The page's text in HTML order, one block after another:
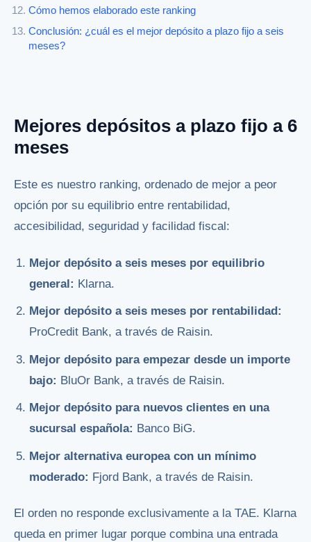
Cómo hemos elaborado este ranking
Conclusión: ¿cuál es el mejor depósito a plazo fijo a seis
meses?
Mejores depósitos a plazo fijo a 6
meses
Este es nuestro ranking, ordenado de mejor a peor
opción por su equilibrio entre rentabilidad,
accesibilidad, seguridad y facilidad fiscal:
Mejor depósito a seis meses por equilibrio
general: Klarna.
Mejor depósito a seis meses por rentabilidad:
ProCredit Bank, a través de Raisin.
Mejor depósito para empezar desde un importe
bajo: BluOr Bank, a través de Raisin.
Mejor depósito para nuevos clientes en una
sucursal española: Banco BiG.
Mejor alternativa europea con un mínimo
moderado: Fjord Bank, a través de Raisin.
El orden no responde exclusivamente a la TAE. Klarna
queda en primer lugar porque combina una entrada